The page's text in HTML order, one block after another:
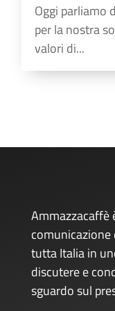
Oggi parliamo
per la nostra
valori di...
Ammazzacaffè
tutta Italia in
discutere e
sguardo sul